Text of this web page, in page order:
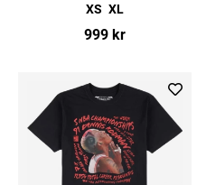
XS XL
999 kr